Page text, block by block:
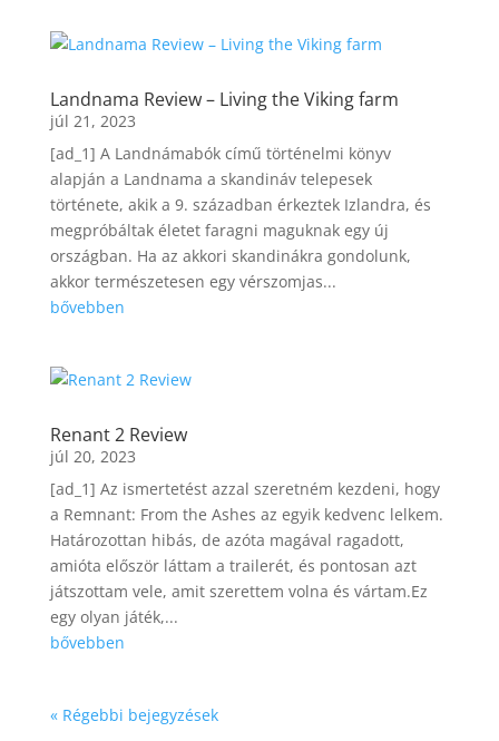
Landnama Review – Living the Viking farm
júl 21, 2023
[ad_1] A Landnámabók című történelmi könyv
alapján a Landnama a skandináv telepesek
története, akik a 9. században érkeztek Izlandra, és
megpróbáltak életet faragni maguknak egy új
országban. Ha az akkori skandinákra gondolunk,
akkor természetesen egy vérszomjas...
bővebben
Renant 2 Review
júl 20, 2023
[ad_1] Az ismertetést azzal szeretném kezdeni, hogy
a Remnant: From the Ashes az egyik kedvenc lelkem.
Határozottan hibás, de azóta magával ragadott,
amióta először láttam a trailerét, és pontosan azt
játszottam vele, amit szerettem volna és vártam.Ez
egy olyan játék,...
bővebben
« Régebbi bejegyzések